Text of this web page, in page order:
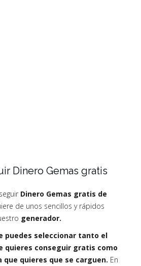
Dinero Gemas gratis
Dinero Gemas gratis de
de unos sencillos y rápidos
generador.
puedes seleccionar tanto el
quieres conseguir gratis como
quieres que se carguen. En